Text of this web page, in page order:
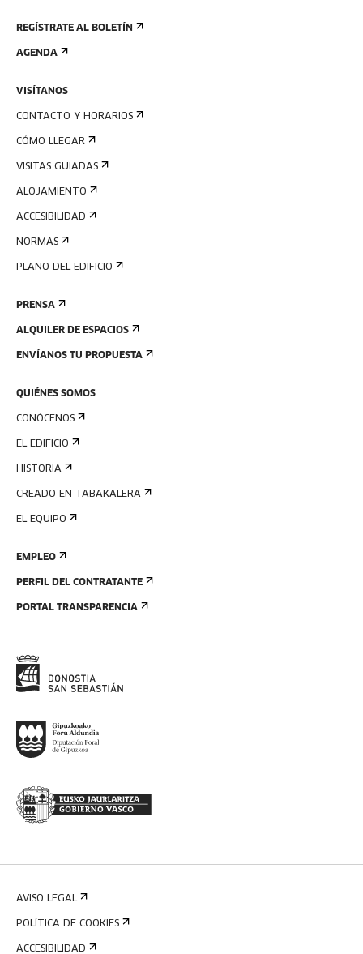
REGÍSTRATE AL BOLETÍN
AGENDA
VISÍTANOS
CONTACTO Y HORARIOS
CÓMO LLEGAR
VISITAS GUIADAS
ALOJAMIENTO
ACCESIBILIDAD
NORMAS
PLANO DEL EDIFICIO
PRENSA
ALQUILER DE ESPACIOS
ENVÍANOS TU PROPUESTA
QUIÉNES SOMOS
CONÓCENOS
EL EDIFICIO
HISTORIA
CREADO EN TABAKALERA
EL EQUIPO
EMPLEO
PERFIL DEL CONTRATANTE
PORTAL TRANSPARENCIA
AVISO LEGAL
POLÍTICA DE COOKIES
ACCESIBILIDAD